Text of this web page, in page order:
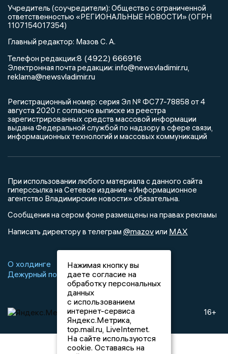
Учредитель (соучредители): Общество с ограниченной
ответственностью «РЕГИОНАЛЬНЫЕ НОВОСТИ» (ОГРН
1107154017354)
Главный редактор: Мазов С. А.
Телефон редакции:8 (4922) 666916
Электронная почта редакции: info@newsvladimir.ru
reklama@newsvladimir.ru
Регистрационный номер: серия Эл № ФС77-78858 от 4
августа 2020 г. согласно выписке из реестра
зарегистрированных средств массовой информации
выдана Федеральной службой по надзору в сфере связи,
информационных технологий и массовых коммуникаций
При использовании любого материала с данного сайта
гиперссылка на Сетевое издание «Информационное
агентство Владимирские новости» обязательна.
Сообщения на сером фоне размещены на правах рекламы
Написать директору в телеграм @mazovили MAX
О холдинге Вакансии
Реклама
Дежурный по новостям
16+
Нажимая кнопку вы
даете согласие на
обработку персональных
данных
с использованием
интернет-сервиса
Яндекс.Метрика,
top.mail.ru, LiveInternet.
На сайте используются
cookie. Оставаясь на